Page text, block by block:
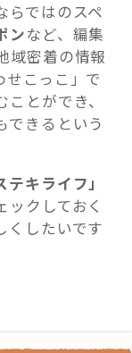
らではのスペ
ンなど、編集
域密着の情報
せこっこ」で
とができ、
できるという
テキライフ」
ックしておく
くしたいです